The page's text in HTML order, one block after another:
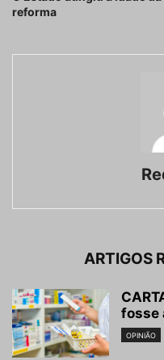
reforma
ARTIGOS
fosse
OPINIÃO